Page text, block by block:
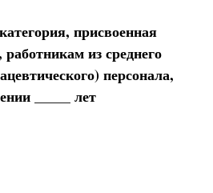
присвоенная
из среднего
персонала,
_____ лет